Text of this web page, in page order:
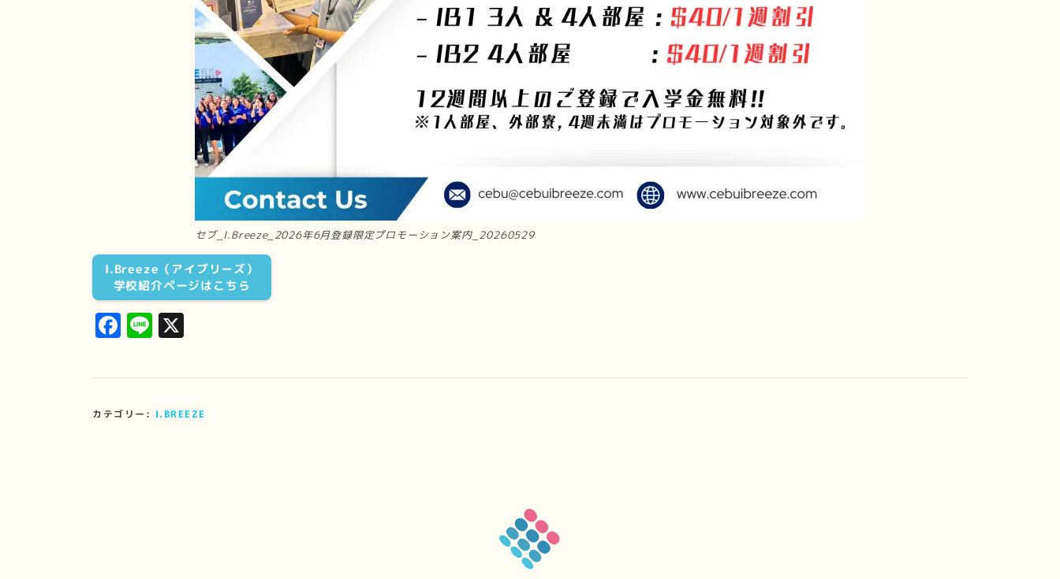
セブ_I.Breeze_2026年6月登録限定プロモーション案内_20260529
I.Breeze（アイブリーズ）
学校紹介ページはこちら
Facebook
Line
カテゴリー: I.BREEZE